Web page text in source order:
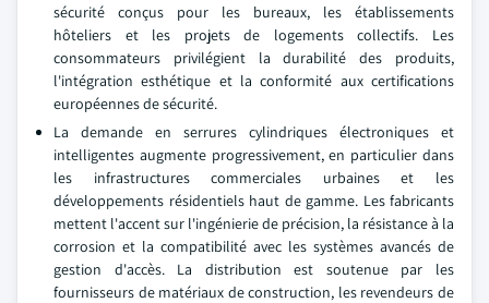
sécurité conçus pour les bureaux, les établissements
hôteliers et les projets de logements collectifs. Les
consommateurs privilégient la durabilité des produits,
l'intégration esthétique et la conformité aux certifications
européennes de sécurité.
La demande en serrures cylindriques électroniques et
intelligentes augmente progressivement, en particulier dans
les infrastructures commerciales urbaines et les
développements résidentiels haut de gamme. Les fabricants
mettent l'accent sur l'ingénierie de précision, la résistance à la
corrosion et la compatibilité avec les systèmes avancés de
gestion d'accès. La distribution est soutenue par les
fournisseurs de matériaux de construction, les revendeurs de